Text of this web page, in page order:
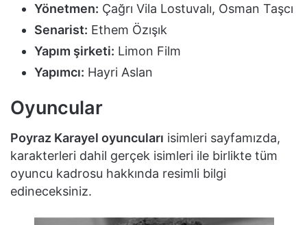
Yönetmen: Çağrı Vila Lostuvalı, Osman Taşcı
Senarist: Ethem Özışık
Yapım şirketi: Limon Film
Yapımcı: Hayri Aslan
Oyuncular
Poyraz Karayel oyuncuları isimleri sayfamızda,
karakterleri dahil gerçek isimleri ile birlikte tüm
oyuncu kadrosu hakkında resimli bilgi
edineceksiniz.